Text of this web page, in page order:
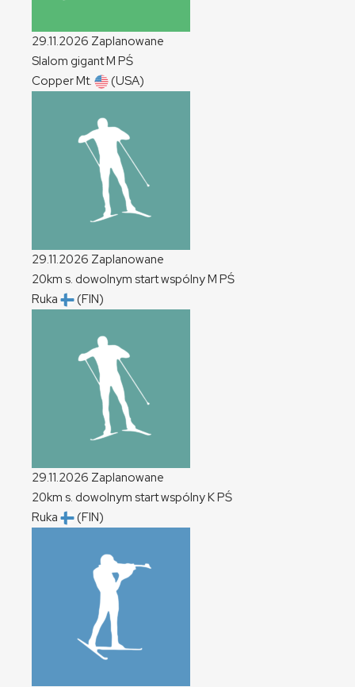
29.11.2026 Zaplanowane
Slalom gigantM PŚ
Copper Mt.
(USA)
29.11.2026 Zaplanowane
20km s. dowolnym start wspólnyM PŚ
Ruka
(FIN)
29.11.2026 Zaplanowane
20km s. dowolnym start wspólnyKPŚ
Ruka
(FIN)